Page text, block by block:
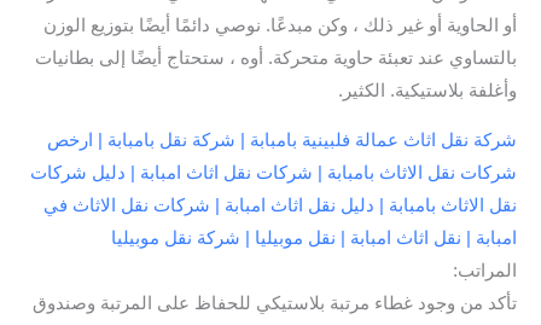
أو الحاوية أو غير ذلك ، وكن مبدعًا. نوصي دائمًا أيضًا بتوزيع الوزن
بالتساوي عند تعبئة حاوية متحركة. أوه ، ستحتاج أيضًا إلى بطانيات
وأغلفة بلاستيكية. الكثير.
شركة نقل اثاث عمالة فلبينية بامبابة | شركة نقل بامبابة | ارخص
شركات نقل الاثاث بامبابة | شركات نقل اثاث امبابة | دليل شركات
نقل الاثاث بامبابة | دليل نقل اثاث امبابة | شركات نقل الاثاث في
امبابة | نقل اثاث امبابة | نقل موبيليا | شركة نقل موبيليا
المراتب:
تأكد من وجود غطاء مرتبة بلاستيكي للحفاظ على المرتبة وصندوق